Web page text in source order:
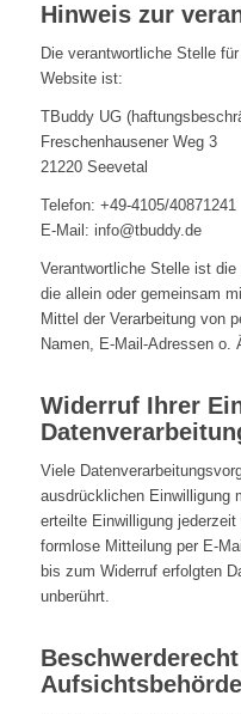
Hinweis zur
Die verantwortliche Stelle
Website ist:
TBuddy UG
Freschenhausener Weg 3
21220 Seevetal
Telefon: +49-4105/40871241
E-Mail: info@tbuddy.de
Verantwortliche Stelle ist
die allein oder gemeinsam
Mittel der Verarbeitung von
Namen, E-Mail-Adressen o.
Widerruf Ihrer
Viele
ausdrücklichen Einwilligung
erteilte Einwilligung
formlose Mitteilung per E-
bis zum Widerruf erfolgten
unberührt.
Aufsichtsbehörde